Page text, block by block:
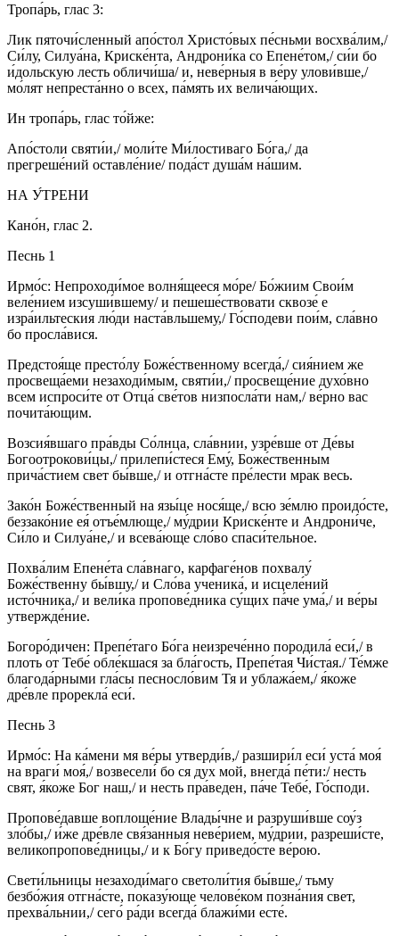
Тропа́рь, глас 3:
Лик пяточи́сленный апо́стол Христо́вых пе́сньми восхва́лим,/
Си́лу, Силуа́на, Криске́нта, Андрони́ка со Епене́том,/ си́и бо
и́дольскую лесть обличи́ша/ и, неве́рныя в ве́ру улови́вше,/
мо́лят непреста́нно о всех, па́мять их велича́ющих.
Ин тропа́рь, глас то́йже:
Апо́столи святи́и,/ моли́те Ми́лостиваго Бо́га,/ да
прегреше́ний оставле́ние/ пода́ст душа́м на́шим.
НА У́ТРЕНИ
Кано́н, глас 2.
Песнь 1
Ирмо́с: Непроходи́мое волня́щееся мо́ре/ Бо́жиим Свои́м
веле́нием изсуши́вшему/ и пешеше́ствовати сквозе́ е
изра́ильтеския лю́ди наста́вльшему,/ Го́сподеви пои́м, сла́вно
бо просла́вися.
Предстоя́ще престо́лу Боже́ственному всегда́,/ сия́нием же
просвеща́еми незаходи́мым, святи́и,/ просвеще́ние духо́вно
всем испроси́те от Отца́ све́тов низпосла́ти нам,/ ве́рно вас
почита́ющим.
Возсия́вшаго пра́вды Со́лнца, сла́внии, узре́вше от Де́вы
Богоотрокови́цы,/ прилепи́стеся Ему́, Боже́ственным
прича́стием свет бы́вше,/ и отгна́сте пре́лести мрак весь.
Зако́н Боже́ственный на язы́це нося́ще,/ всю зе́млю проидо́сте,
беззако́ние ея́ отъе́млюще,/ му́дрии Криске́нте и Андрони́че,
Си́ло и Силуа́не,/ и всева́юще сло́во спаси́тельное.
Похва́лим Епене́та сла́внаго, карфаге́нов похвалу́
Боже́ственну бы́вшу,/ и Сло́ва ученика́, и исцеле́ний
исто́чника,/ и вели́ка пропове́дника су́щих па́че ума́,/ и ве́ры
утвержде́ние.
Богоро́дичен: Препе́таго Бо́га неизрече́нно породила́ еси́,/ в
плоть от Тебе́ обле́кшася за бла́гость, Препе́тая Чи́стая./ Те́мже
благода́рными гла́сы песносло́вим Тя и ублажа́ем,/ я́коже
дре́вле прорекла́ еси́.
Песнь 3
Ирмо́с: На ка́мени мя ве́ры утверди́в,/ разшири́л еси́ уста́ моя́
на враги́ моя́,/ возвесели́ бо ся дух мой, внегда́ пе́ти:/ несть
свят, я́коже Бог наш,/ и несть пра́веден, па́че Тебе́, Го́споди.
Пропове́давше воплоще́ние Влады́чне и разруши́вше соу́з
зло́бы,/ и́же дре́вле свя́занныя неве́рием, му́дрии, разреши́сте,
великопропове́дницы,/ и к Бо́гу приведо́сте ве́рою.
Свети́льницы незаходи́маго светоли́тия бы́вше,/ тьму
безбо́жия отгна́сте, показу́юще челове́ком позна́ния свет,
прехва́льнии,/ сего́ ра́ди всегда́ блажи́ми есте́.